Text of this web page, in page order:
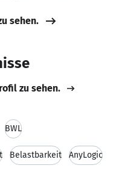
sehen.
zu sehen.
BWL
Belastbarkeit AnyLogic